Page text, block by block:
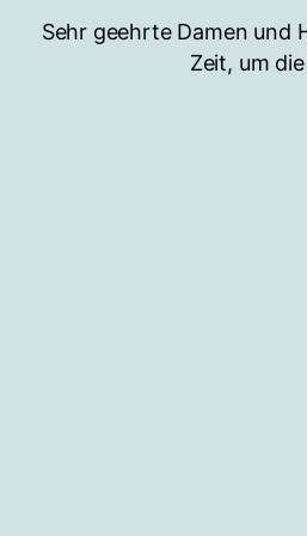
Sehr geehrte Damen und
Zeit, um